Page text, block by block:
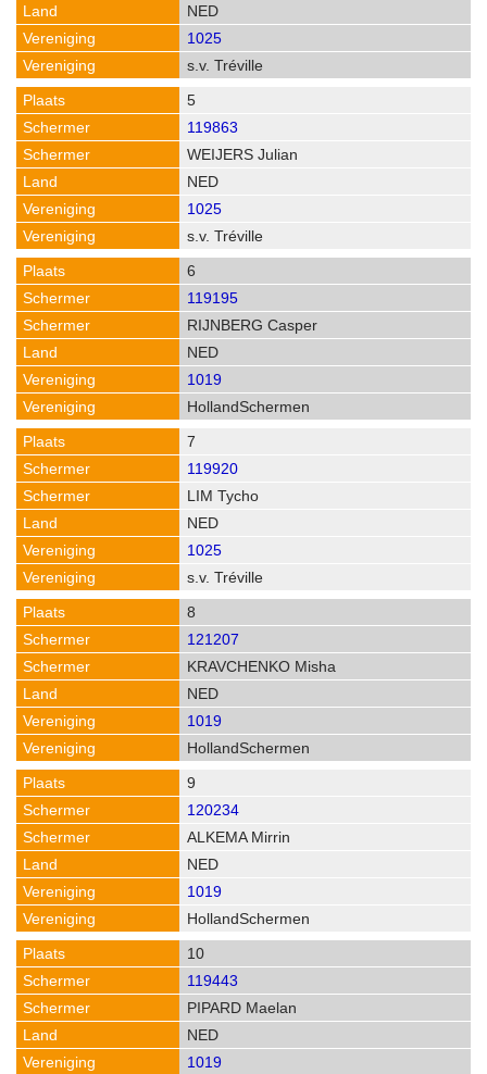
NED
1025
s.v. Tréville
5
119863
WEIJERS Julian
NED
1025
s.v. Tréville
6
119195
RIJNBERG Casper
NED
1019
HollandSchermen
7
119920
LIM Tycho
NED
1025
s.v. Tréville
8
121207
KRAVCHENKO Misha
NED
1019
HollandSchermen
9
120234
ALKEMA Mirrin
NED
1019
HollandSchermen
10
119443
PIPARD Maelan
NED
1019